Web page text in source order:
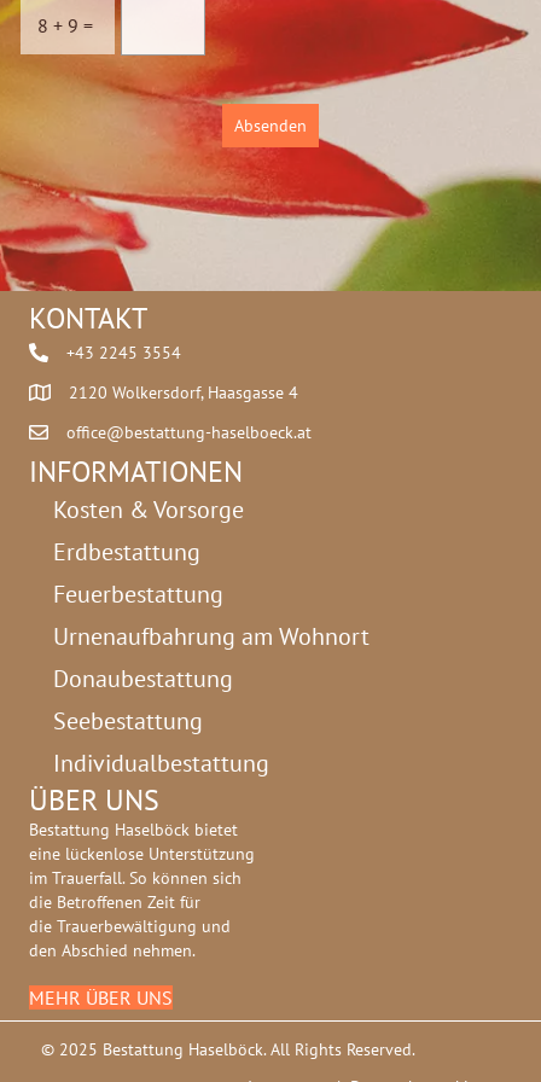
c
u
8 + 9 =
Absenden
KONTAKT
+43 2245 3554
2120 Wolkersdorf, Haasgasse 4
office@bestattung-haselboeck.at
INFORMATIONEN
Kosten & Vorsorge
Erdbestattung
Feuerbestattung
Urnenaufbahrung am Wohnort
Donaubestattung
Seebestattung
Individualbestattung
ÜBER UNS
Bestattung Haselböck bietet
eine lückenlose Unterstützung
im Trauerfall. So können sich
die Betroffenen Zeit für
die Trauerbewältigung und
den Abschied nehmen.
MEHR ÜBER UNS
© 2025 Bestattung Haselböck. All Rights Reserved.